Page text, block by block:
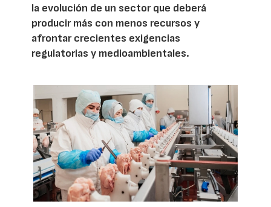
la evolución de un sector que deberá
producir más con menos recursos y
afrontar crecientes exigencias
regulatorias y medioambientales.